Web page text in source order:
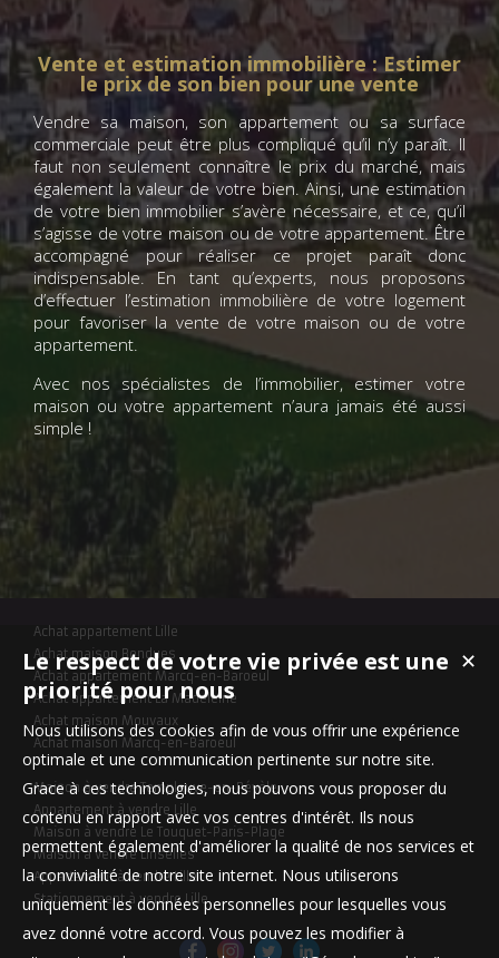
Vente et estimation immobilière : Estimer
le prix de son bien pour une vente
Vendre sa maison, son appartement ou sa surface
commerciale peut être plus compliqué qu’il n’y paraît. Il
faut non seulement connaître le prix du marché, mais
également la valeur de votre bien. Ainsi, une estimation
de votre bien immobilier s’avère nécessaire, et ce, qu’il
s’agisse de votre maison ou de votre appartement. Être
accompagné pour réaliser ce projet paraît donc
indispensable. En tant qu’experts, nous proposons
d’effectuer l’estimation immobilière de votre logement
pour favoriser la vente de votre maison ou de votre
appartement.
Avec nos spécialistes de l’immobilier, estimer votre
maison ou votre appartement n’aura jamais été aussi
simple !
Achat appartement Lille
Achat maison Bondues
Achat appartement Marcq-en-Baroeul
Achat appartement La Madeleine
Achat maison Mouvaux
Achat maison Marcq-en-Baroeul
Maison à vendre Templeuve-en-Pévèle
Appartement à vendre Lille
Maison à vendre Le Touquet-Paris-Plage
Maison à vendre Linselles
Appartement à vendre Lille
Stationnement à vendre Lille
✕
Le respect de votre vie privée est une
priorité pour nous
Nous utilisons des cookies afin de vous offrir une expérience
optimale et une communication pertinente sur notre site.
Grace à ces technologies, nous pouvons vous proposer du
contenu en rapport avec vos centres d'intérêt. Ils nous
permettent également d'améliorer la qualité de nos services et
la convivialité de notre site internet. Nous utiliserons
uniquement les données personnelles pour lesquelles vous
avez donné votre accord. Vous pouvez les modifier à